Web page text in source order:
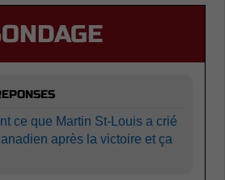
ce que Martin St-Louis a crié
après la victoire et ça